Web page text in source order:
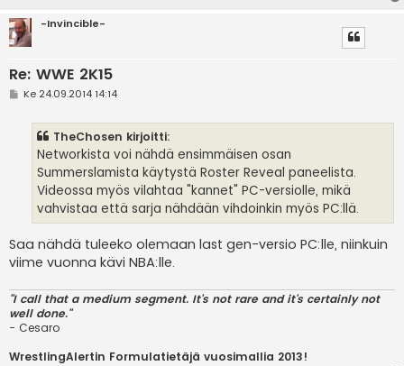
-Invincible-
Re: WWE 2K15
VKe 24.09.2014 14:14
TheChosen kirjoitti:
Networkista voi nähdä ensimmäisen osan
Summerslamista käytystä Roster Reveal paneelista.
Videossa myös vilahtaa "kannet" PC-versiolle, mikä
vahvistaa että sarja nähdään vihdoinkin myös PC:llä.
Saa nähdä tuleeko olemaan last gen-versio PC:lle, niinkuin
viime vuonna kävi NBA:lle.
"I call that a medium segment. It's not rare and it's certainly not
well done."
- Cesaro
WrestlingAlertin Formulatietäjä vuosimallia 2013!